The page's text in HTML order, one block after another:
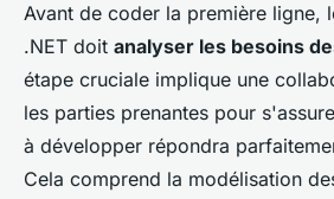
Avant de coder la première ligne,
.NET doit analyser les besoins
étape cruciale implique une
les parties prenantes pour
à développer répondra
Cela comprend la modélisation